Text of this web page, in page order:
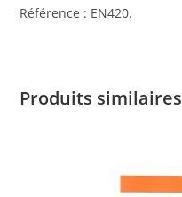
Référence : EN420.
Produits similaires